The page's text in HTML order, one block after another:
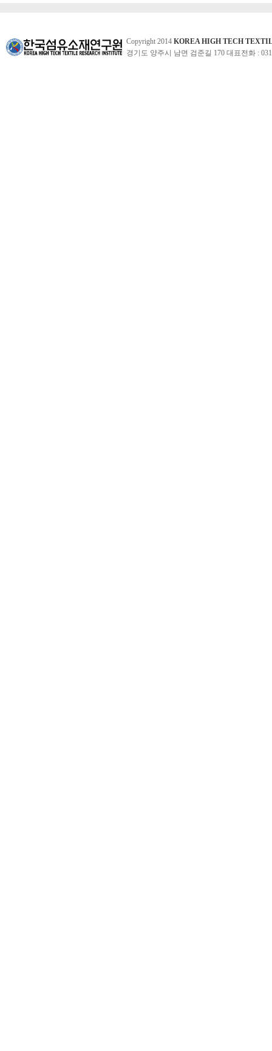
Copyright 2014 KOREA HIGH TECH
경기도 양주시 남면 검준길 170 대표전화 :